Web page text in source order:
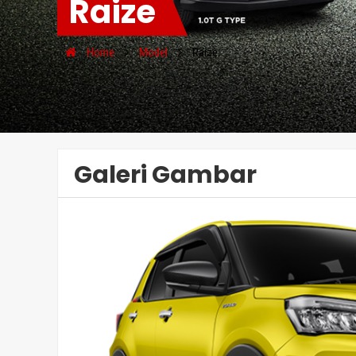
Raize
Home Model Raize
Galeri Gambar